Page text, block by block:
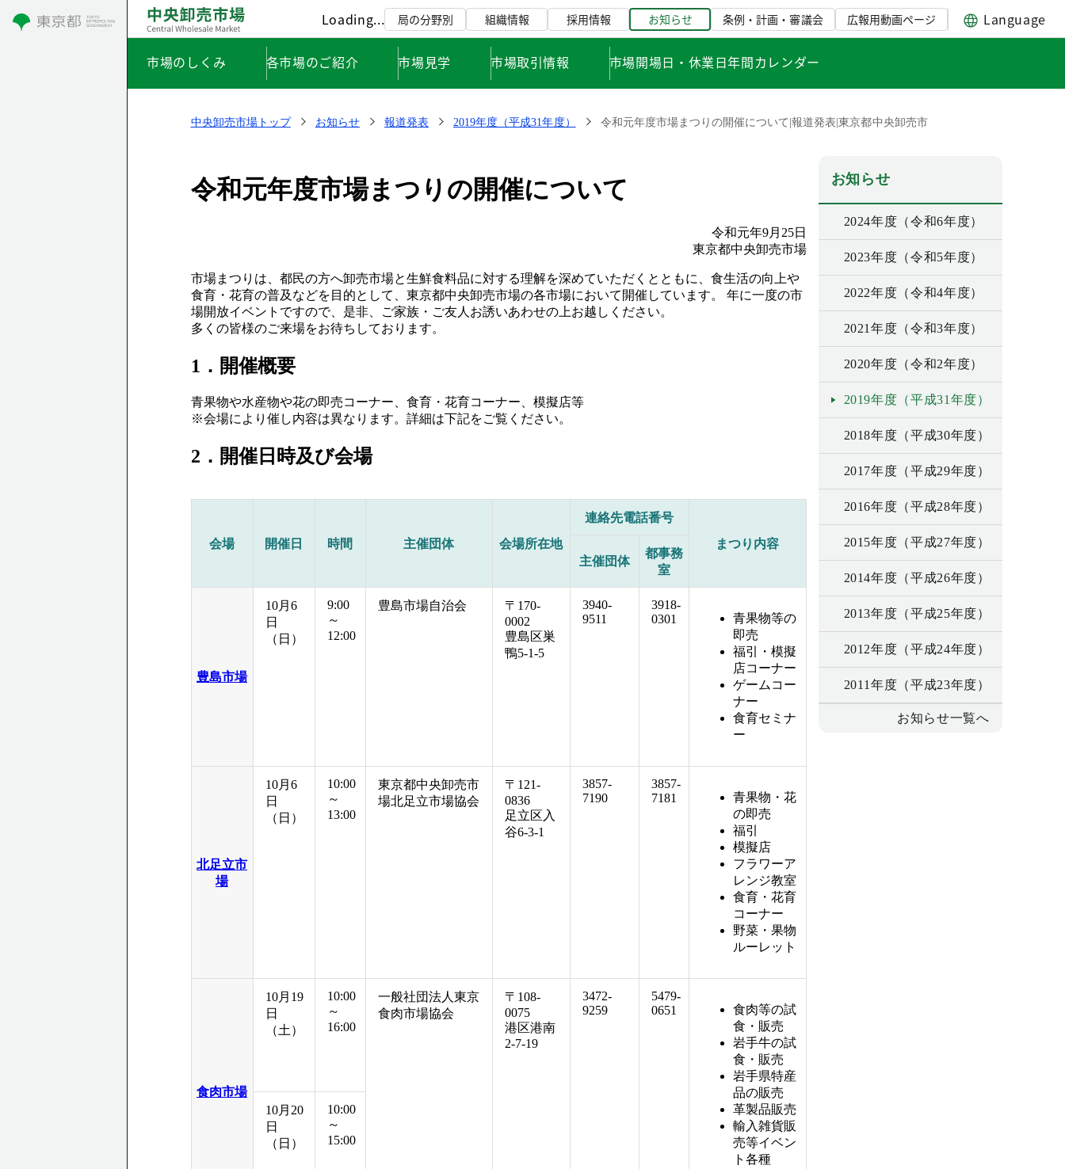
Loading... 局の分野別 組織情報 採用情報 お知らせ 条例・計画・審議会 広報用動画ページ Language
市場のしくみ 各市場のご紹介 市場見学 市場取引情報 市場開場日・休業日年間カレンダー
中央卸売市場トップ お知らせ 報道発表 2019年度（平成31年度） 令和元年度市場まつりの開催について|報道発表|東京都中央卸売市
令和元年度市場まつりの開催について
令和元年9月25日
東京都中央卸売市場
市場まつりは、都民の方へ卸売市場と生鮮食料品に対する理解を深めていただくとともに、食生活の向上や
食育・花育の普及などを目的として、東京都中央卸売市場の各市場において開催しています。 年に一度の市
場開放イベントですので、是非、ご家族・ご友人お誘いあわせの上お越しください。
多くの皆様のご来場をお待ちしております。
1．開催概要
青果物や水産物や花の即売コーナー、食育・花育コーナー、模擬店等
※会場により催し内容は異なります。詳細は下記をご覧ください。
2．開催日時及び会場
会場 開催日 時間 主催団体 会場所在地
連絡先電話番号
まつり内容
主催団体
都事務
室
豊島市場
10月6
日
（日）
9:00
～
12:00
豊島市場自治会
〒170-
0002
豊島区巣
鴨5-1-5
3940-
9511
3918-
0301
青果物等の
即売
福引・模擬
店コーナー
ゲームコー
ナー
食育セミナ
ー
北足立市
場
10月6
日
（日）
10:00
～
13:00
東京都中央卸売市
場北足立市場協会
〒121-
0836
足立区入
谷6-3-1
3857-
7190
3857-
7181
青果物・花
の即売
福引
模擬店
フラワーア
レンジ教室
食育・花育
コーナー
野菜・果物
ルーレット
食肉市場
10月19
日
（土）
10:00
～
16:00
一般社団法人東京
食肉市場協会
〒108-
0075
港区港南
2-7-19
3472-
9259
5479-
0651
食肉等の試
食・販売
岩手牛の試
食・販売
岩手県特産
品の販売
革製品販売
輸入雑貨販
売等イベン
ト各種
10月20
日
（日）
10:00
～
15:00
お知らせ
2024年度（令和6年度）
2023年度（令和5年度）
2022年度（令和4年度）
2021年度（令和3年度）
2020年度（令和2年度）
2019年度（平成31年度）
2018年度（平成30年度）
2017年度（平成29年度）
2016年度（平成28年度）
2015年度（平成27年度）
2014年度（平成26年度）
2013年度（平成25年度）
2012年度（平成24年度）
2011年度（平成23年度）
お知らせ一覧へ